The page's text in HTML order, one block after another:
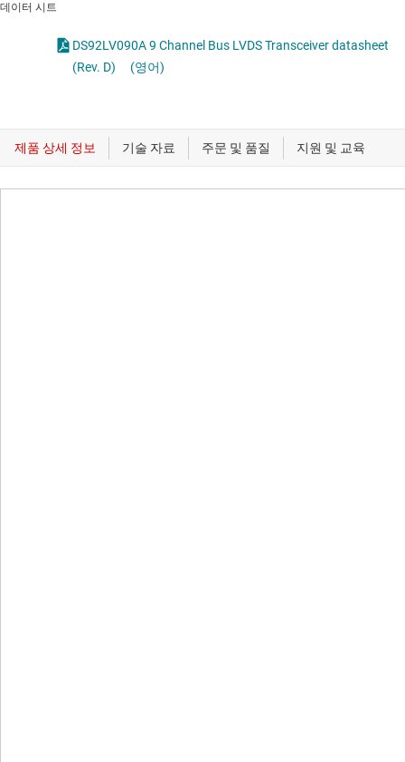
데이터 시트
DS92LV090A 9 Channel Bus LVDS Transceiver datasheet
(Rev. D)
(영어)